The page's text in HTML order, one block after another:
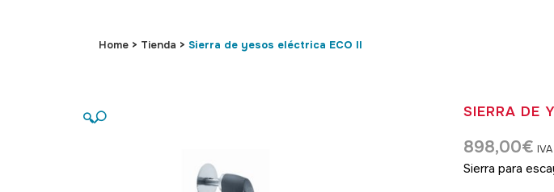
Home > Tienda > Sierra de yesos eléctrica ECO II
🔍 SIERRA DE
898,00€
Sierra para